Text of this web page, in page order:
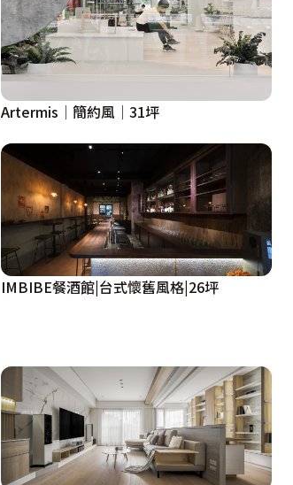
Artermis│簡約風│31坪
IMBIBE餐酒館|台式懷舊風格|26坪